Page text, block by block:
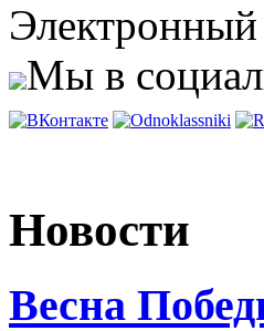
Мы в
Новости
Весна